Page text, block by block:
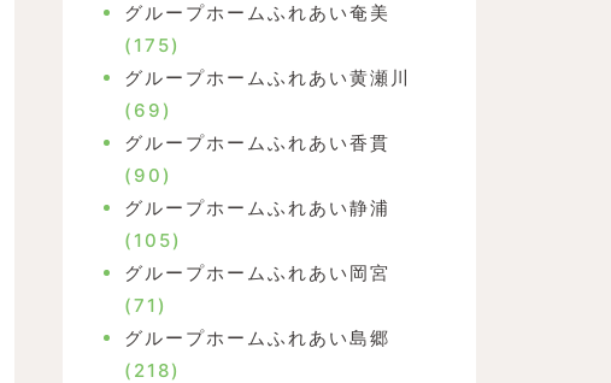
グループホームふれあい奄美
(175)
グループホームふれあい黄瀬川
(69)
グループホームふれあい香貫
(90)
グループホームふれあい静浦
(105)
グループホームふれあい岡宮
(71)
グループホームふれあい島郷
(218)